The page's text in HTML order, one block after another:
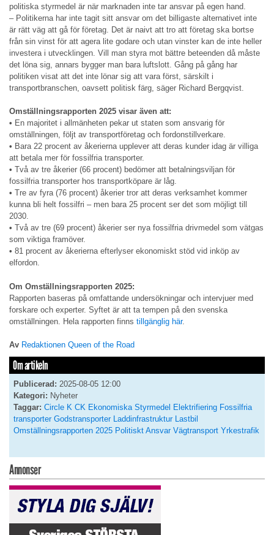
politiska styrmedel är när marknaden inte tar ansvar på egen hand.
– Politikerna har inte tagit sitt ansvar om det billigaste alternativet inte
är rätt väg att gå för företag. Det är naivt att tro att företag ska bortse
från sin vinst för att agera lite godare och utan vinster kan de inte heller
investera i utvecklingen. Vill man styra mot bättre beteenden då måste
det löna sig, annars bygger man bara luftslott. Gång på gång har
politiken visat att det inte lönar sig att vara först, särskilt i
transportbranschen, oavsett politisk färg, säger Richard Bergqvist.
Omställningsrapporten 2025 visar även att:
• En majoritet i allmänheten pekar ut staten som ansvarig för
omställningen, följt av transportföretag och fordonstillverkare.
• Bara 22 procent av åkerierna upplever att deras kunder idag är villiga
att betala mer för fossilfria transporter.
• Två av tre åkerier (66 procent) bedömer att betalningsviljan för
fossilfria transporter hos transportköpare är låg.
• Tre av fyra (76 procent) åkerier tror att deras verksamhet kommer
kunna bli helt fossilfri – men bara 25 procent ser det som möjligt till
2030.
• Två av tre (69 procent) åkerier ser nya fossilfria drivmedel som vätgas
som viktiga framöver.
• 81 procent av åkerierna efterlyser ekonomiskt stöd vid inköp av
elfordon.
Om Omställningsrapporten 2025:
Rapporten baseras på omfattande undersökningar och intervjuer med
forskare och experter. Syftet är att ta tempen på den svenska
omställningen. Hela rapporten finns tillgänglig här.
Av Redaktionen Queen of the Road
Om artikeln
Publicerad: 2025-08-05 12:00
Kategori: Nyheter
Taggar: Circle K CK Ekonomiska Styrmedel Elektrifiering Fossilfria
transporter Godstransporter Laddinfrastruktur Lastbil
Omställningsrapporten 2025 Politiskt Ansvar Vägtransport Yrkestrafik
Annonser